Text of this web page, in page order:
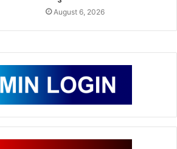
August 6, 2026